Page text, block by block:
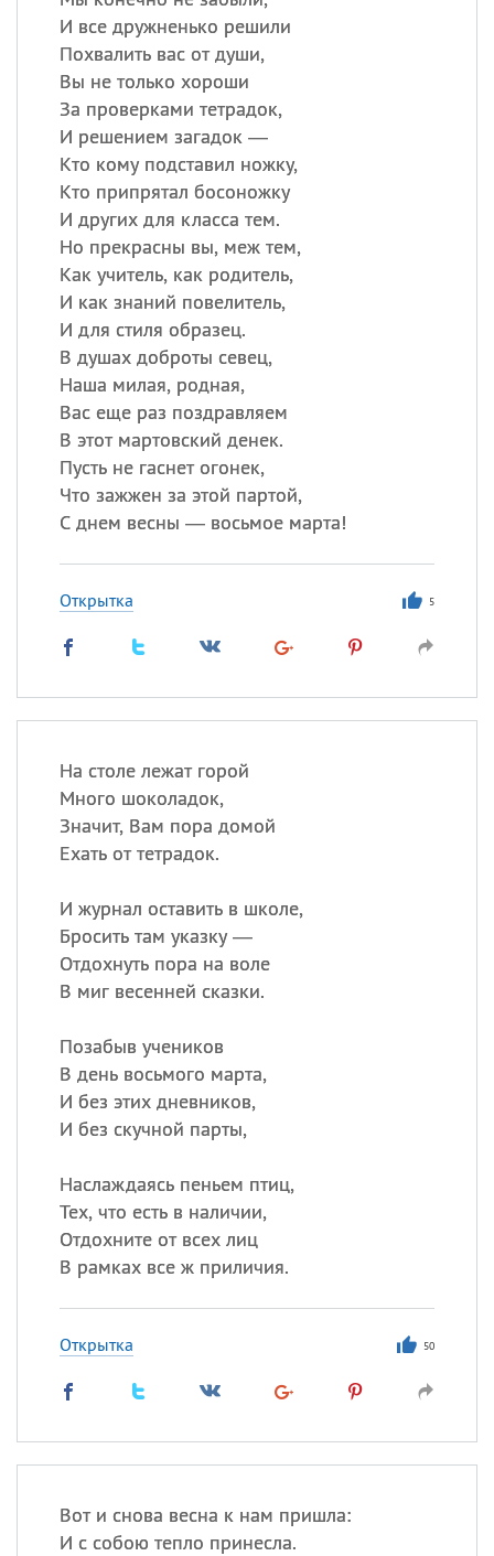
И все дружненько решили
Похвалить вас от души,
Вы не только хороши
За проверками тетрадок,
И решением загадок —
Кто кому подставил ножку,
Кто припрятал босоножку
И других для класса тем.
Но прекрасны вы, меж тем,
Как учитель, как родитель,
И как знаний повелитель,
И для стиля образец.
В душах доброты севец,
Наша милая, родная,
Вас еще раз поздравляем
В этот мартовский денек.
Пусть не гаснет огонек,
Что зажжен за этой партой,
С днем весны — восьмое марта!
Открытка 5
На столе лежат горой
Много шоколадок,
Значит, Вам пора домой
Ехать от тетрадок.
И журнал оставить в школе,
Бросить там указку —
Отдохнуть пора на воле
В миг весенней сказки.
Позабыв учеников
В день восьмого марта,
И без этих дневников,
И без скучной парты,
Наслаждаясь пеньем птиц,
Тех, что есть в наличии,
Отдохните от всех лиц
В рамках все ж приличия.
Открытка 50
Вот и снова весна к нам пришла:
И с собою тепло принесла.